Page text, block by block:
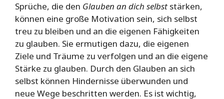
Sprüche, die den Glauben an dich selbst stärken,
können eine große Motivation sein, sich selbst
treu zu bleiben und an die eigenen Fähigkeiten
zu glauben. Sie ermutigen dazu, die eigenen
Ziele und Träume zu verfolgen und an die eigene
Stärke zu glauben. Durch den Glauben an sich
selbst können Hindernisse überwunden und
neue Wege beschritten werden. Es ist wichtig,